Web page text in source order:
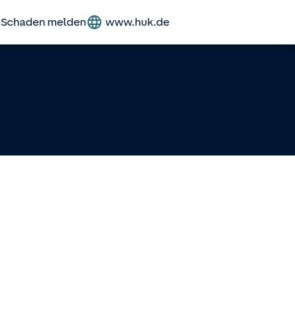
Schaden melden www.huk.de